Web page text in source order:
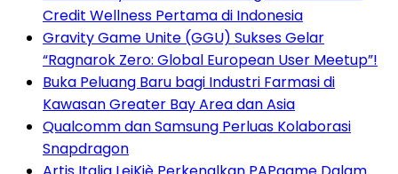
Credit Wellness Pertama di Indonesia
Gravity Game Unite (GGU) Sukses Gelar
“Ragnarok Zero: Global European User Meetup”!
Buka Peluang Baru bagi Industri Farmasi di
Kawasan Greater Bay Area dan Asia
Qualcomm dan Samsung Perluas Kolaborasi
Snapdragon